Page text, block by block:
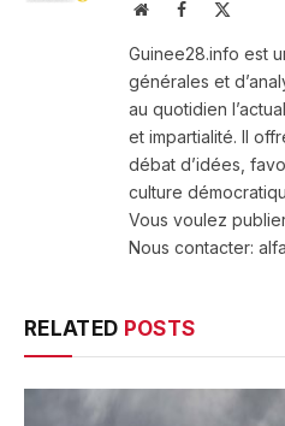
WebsiteFacebook
Guinee28.info est
générales et
au quotidien
et impartialité. Il
débat d’idées,
culture
Vous voulez
Nous contacter:
RELATED POSTS